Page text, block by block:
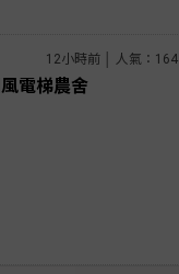
12小時前 │ 人氣：164
電梯農舍